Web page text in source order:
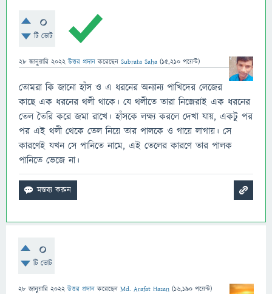
0
টি ভোট
28 জানুয়ারি 2022 উত্তর প্রদান করেছেন Subrata Saha (15,210 পয়েন্ট)
তোমরা কি জানো হাঁস ও এ ধরনের অন্যান্য পাখিদের লেজের
কাছে এক ধরনের থলী থাকে। যে থলীতে তারা নিজেরাই এক ধরনের
তেল তৈরি করে জমা রাখে। হাঁসকে লক্ষ্য করলে দেখা যায়, একটু পর
পর এই থলী থেকে তেল নিয়ে তার পালকে ও গায়ে লাগায়। সে
কারণেই যখন সে পানিতে নামে, এই তেলের কারণে তার পালক
পানিতে ভেজে না।
0
টি ভোট
28 জানুয়ারি 2022 উত্তর প্রদান করেছেন Md. Arafat Hasan (16,190 পয়েন্ট)